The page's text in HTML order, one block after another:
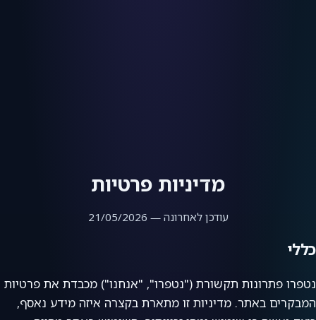
מדיניות פרטיות
עודכן לאחרונה — 21/05/2026
כללי
נטפרו פתרונות תקשורת ("נטפרו", "אנחנו") מכבדת את פרטיות
המבקרים באתר. מדיניות זו מתארת בקצרה איזה מידע נאסף,